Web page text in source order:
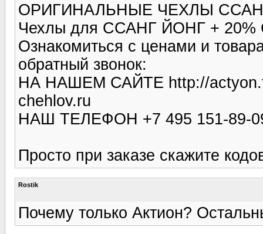
ОРИГИНАЛЬНЫЕ ЧЕХЛЫ
Чехлы для ССАНГ ЙОНГ + 20%
Ознакомиться с ценами и
обратный звонок:
НА НАШЕМ САЙТЕ http://
chehlov.ru
НАШ ТЕЛЕФОН +7 495 151-89-
Просто при заказе скажите
Rostik
Почему только Актион?